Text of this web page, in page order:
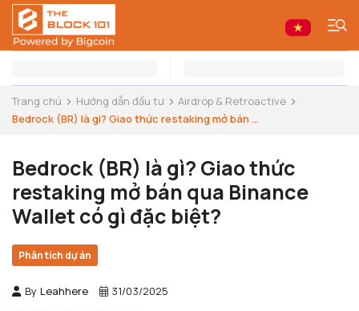
Trang chủ Hướng dẫn đầu tư
Airdrop & Retroactive
Bedrock (BR) là gì? Giao thức restaking mở bán ...
Bedrock (BR) là gì? Giao thức
restaking mở bán qua Binance
Wallet có gì đặc biệt?
Phân tích dự án
By Leahhere 31/03/2025